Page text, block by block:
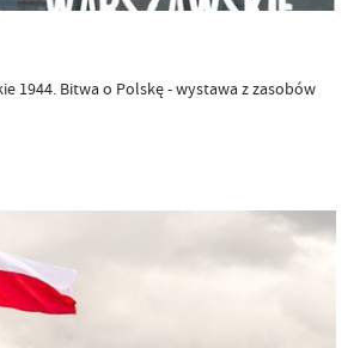
1944. Bitwa o Polskę - wystawa z zasobów